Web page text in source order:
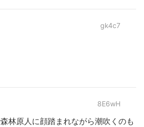
gk4c7
8E6wH
林原人に顔踏まれながら潮吹くのも